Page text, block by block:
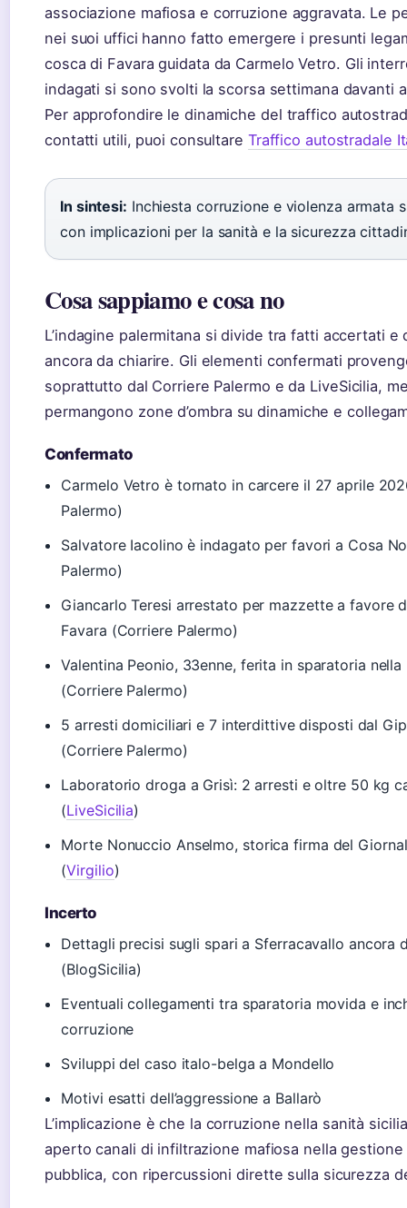
associazione mafiosa e corruzione aggravata. Le
nei suoi uffici hanno fatto emergere i presunti
cosca di Favara guidata da Carmelo Vetro. Gli
indagati si sono svolti la scorsa settimana davanti
Per approfondire le dinamiche del traffico
contatti utili, puoi consultare Traffico autostradale
In sintesi: Inchiesta corruzione e violenza armata
con implicazioni per la sanità e la sicurezza
Cosa sappiamo e cosa no
L’indagine palermitana si divide tra fatti accertati e
ancora da chiarire. Gli elementi confermati
soprattutto dal Corriere Palermo e da LiveSicilia,
permangono zone d’ombra su dinamiche e
Confermato
Carmelo Vetro è tornato in carcere il 27 aprile
Palermo)
Salvatore Iacolino è indagato per favori a Cosa
Palermo)
Giancarlo Teresi arrestato per mazzette a favore
Favara (Corriere Palermo)
Valentina Peonio, 33enne, ferita in sparatoria
(Corriere Palermo)
5 arresti domiciliari e 7 interdittive disposti dal
(Corriere Palermo)
Laboratorio droga a Grisì: 2 arresti e oltre 50 kg
(LiveSicilia)
Morte Nonuccio Anselmo, storica firma del
(Virgilio)
Incerto
Dettagli precisi sugli spari a Sferracavallo ancora
(BlogSicilia)
Eventuali collegamenti tra sparatoria movida e
corruzione
Sviluppi del caso italo-belga a Mondello
Motivi esatti dell’aggressione a Ballarò
L’implicazione è che la corruzione nella sanità
aperto canali di infiltrazione mafiosa nella gestione
pubblica, con ripercussioni dirette sulla sicurezza